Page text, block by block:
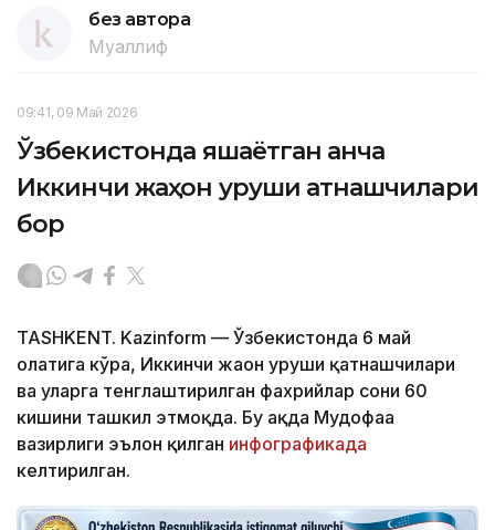
без автора
Муаллиф
09:41, 09 Май 2026
Ўзбекистонда яшаётган қанча
Иккинчи жаҳон уруши қатнашчилари
бор
TASHKENT. Kazinform — Ўзбекистонда 6 май
ҳолатига кўра, Иккинчи жаҳон уруши қатнашчилари
ва уларга тенглаштирилган фахрийлар сони 60
кишини ташкил этмоқда. Бу ҳақда Мудофаа
вазирлиги эълон қилган инфографикада
келтирилган.